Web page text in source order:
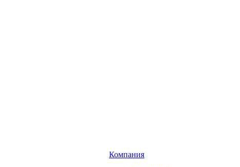
Компания